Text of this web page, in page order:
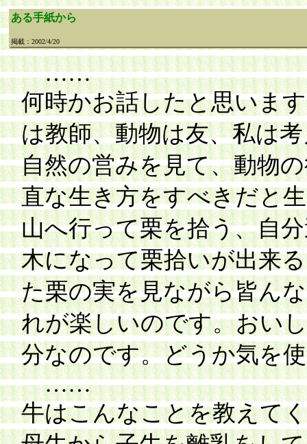
ある手紙から
掲載：2002/4/20
……
何時かお話したと思いま
は教師、動物は友、私は
自然の営みを見て、動物
直な生き方をすべきだと
山へ行って栗を拾う、自
木になって栗拾いが出来
た栗の実を見ながら皆ん
れが楽しいのです。おい
分なのです。どうか気を
……
牛はこんなことを教えて